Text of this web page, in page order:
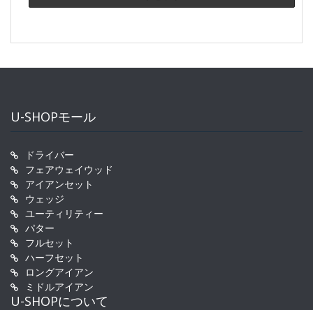
U-SHOPモール
ドライバー
フェアウェイウッド
アイアンセット
ウェッジ
ユーティリティー
パター
フルセット
ハーフセット
ロングアイアン
ミドルアイアン
U-SHOPについて